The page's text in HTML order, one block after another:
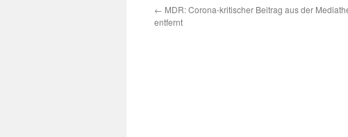
← MDR: Corona-kritischer Beitrag aus der
entfernt